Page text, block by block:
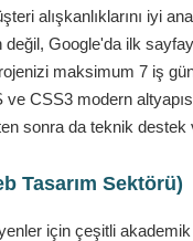
alışkanlıklarını iyi
Google'da ilk
maksimum 7 iş
CSS3 modern
sonra da teknik
Tasarım Sektörü)
için çeşitli